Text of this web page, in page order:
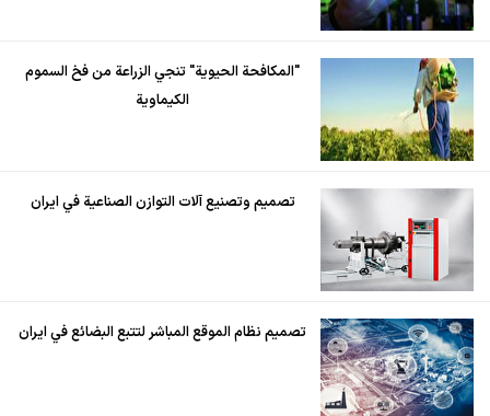
"المكافحة الحيوية" تنجي الزراعة من فخ السموم
الكيماوية
تصميم وتصنيع آلات التوازن الصناعية في ايران
تصميم نظام الموقع المباشر لتتبع البضائع في ايران